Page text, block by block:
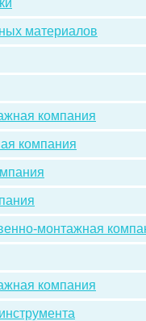
материалов
компания
компания
монтажная
компания